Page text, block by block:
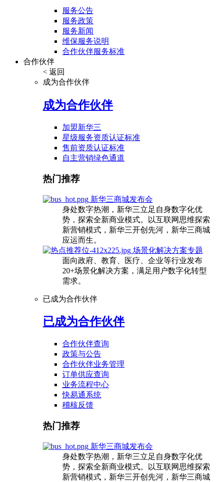
服务公告
服务政策
服务新闻
维保服务说明
合作伙伴服务标准
合作伙伴
< 返回
成为合作伙伴
成为合作伙伴
加盟新华三
星级服务资质认证标准
售前资质认证标准
自主营销绿色通道
热门推荐
新华三商城发布会
身处数字热潮，新华三立足自身数字化优
势，探索全新商业模式。以互联网思维探索
新营销模式，新华三开创先河，新华三商城
应运而生。
场景化解决方案专题
面向政府、教育、医疗、企业等行业发布
20+场景化解决方案，满足用户数字化转型
需求。
已成为合作伙伴
已成为合作伙伴
合作伙伴查询
政策与公告
合作伙伴业务管理
订单供应查询
业务流程中心
快易通系统
稽核反馈
热门推荐
新华三商城发布会
身处数字热潮，新华三立足自身数字化优
势，探索全新商业模式。以互联网思维探索
新营销模式，新华三开创先河，新华三商城